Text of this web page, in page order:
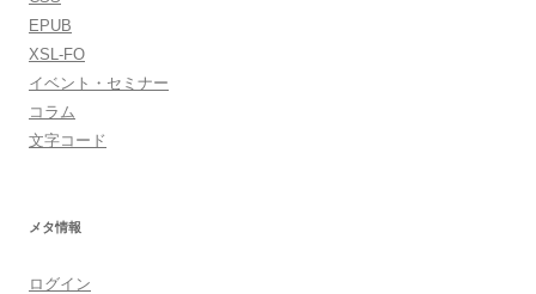
EPUB
XSL-FO
イベント・セミナー
コラム
文字コード
メタ情報
ログイン